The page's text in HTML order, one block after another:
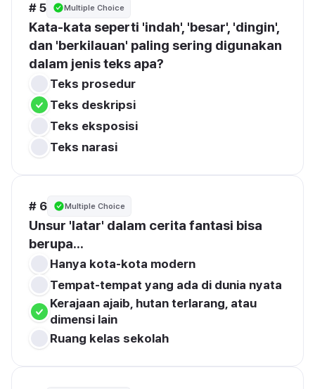
# 5 Multiple Choice
Kata-kata seperti 'indah', 'besar', 'dingin',
dan 'berkilauan' paling sering digunakan
dalam jenis teks apa?
Teks prosedur
Teks deskripsi
Teks eksposisi
Teks narasi
# 6 Multiple Choice
Unsur 'latar' dalam cerita fantasi bisa
berupa...
Hanya kota-kota modern
Tempat-tempat yang ada di dunia nyata
Kerajaan ajaib, hutan terlarang, atau
dimensi lain
Ruang kelas sekolah